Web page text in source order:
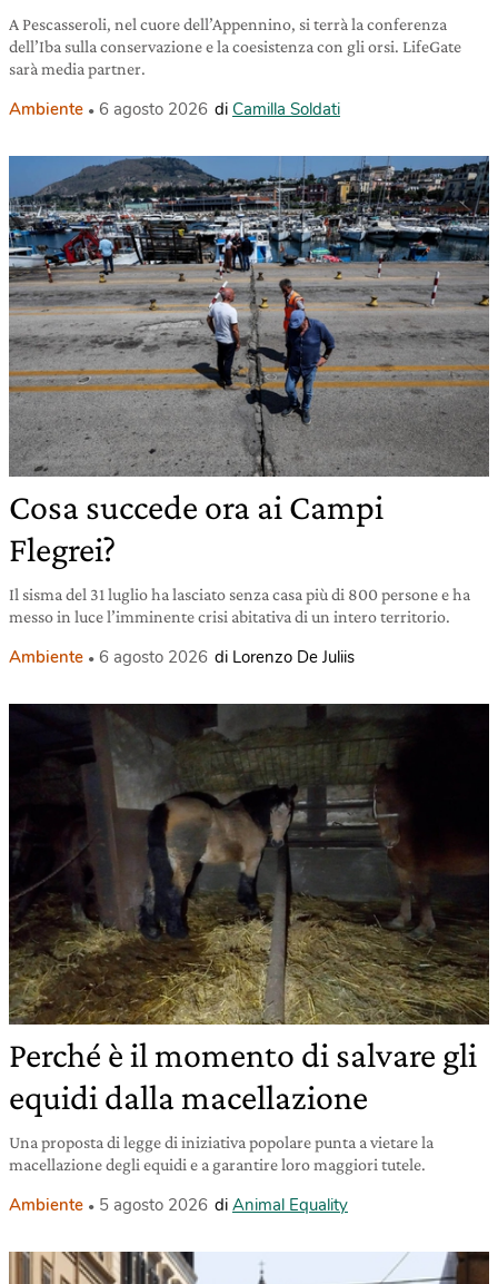
A Pescasseroli, nel cuore dell’Appennino, si terrà la conferenza
dell’Iba sulla conservazione e la coesistenza con gli orsi. LifeGate
sarà media partner.
Ambiente 6 agosto 2026 di Camilla Soldati
Cosa succede ora ai Campi
Flegrei?
Il sisma del 31 luglio ha lasciato senza casa più di 800 persone e ha
messo in luce l’imminente crisi abitativa di un intero territorio.
Ambiente 6 agosto 2026 di Lorenzo De Juliis
Perché è il momento di salvare gli
equidi dalla macellazione
Una proposta di legge di iniziativa popolare punta a vietare la
macellazione degli equidi e a garantire loro maggiori tutele.
Ambiente 5 agosto 2026 di Animal Equality